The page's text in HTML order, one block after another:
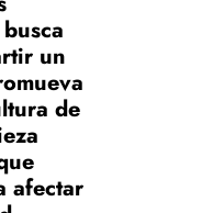
un
de
afectar